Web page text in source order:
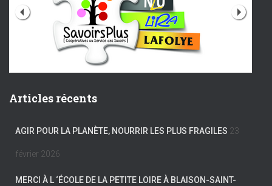
Articles récents
AGIR POUR LA PLANÈTE, NOURRIR LES PLUS FRAGILES 23
février 2026
MERCI À L ‘ÉCOLE DE LA PETITE LOIRE À BLAISON-SAINT-